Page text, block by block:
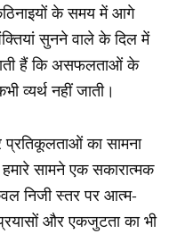
के समय में आगे
सुनने वाले के दिल में
हैं कि असफलताओं के
व्यर्थ नहीं जाती।
का सामना
सामने एक सकारात्मक
निजी स्तर पर आत्म-
और एकजुटता का भी